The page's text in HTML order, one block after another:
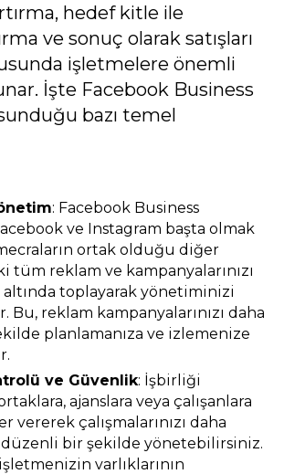
hedef kitle ile
ve sonuç olarak satışları
işletmelere önemli
İşte Facebook Business
bazı temel
: Facebook Business
ve Instagram başta olmak
ortak olduğu diğer
tüm reklam ve kampanyalarınızı
altında toplayarak yönetiminizi
Bu, reklam kampanyalarınızı daha
planlamanıza ve izlemenize
ve Güvenlik: İşbirliği
ajanslara veya çalışanlara
vererek çalışmalarınızı daha
bir şekilde yönetebilirsiniz.
varlıklarının